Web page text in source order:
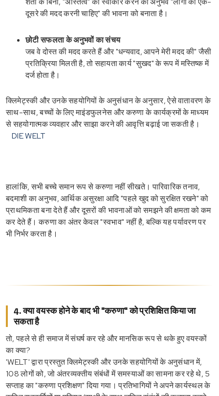
दूसरे की मदद करनी चाहिए" की भावना को बनाता है।
छोटी सफलता के अनुभवों का संचय
जब वे दोस्त की मदद करते हैं और "धन्यवाद, आपने मेरी मदद की" जैसी
प्रतिक्रिया मिलती है, तो सहायता कार्य "सुखद" के रूप में मस्तिष्क में
दर्ज होता है।
क्लिमेट्स्की और उनके सहयोगियों के अनुसंधान के अनुसार, ऐसे वातावरण के
साथ-साथ, बच्चों के लिए माइंडफुलनेस और करुणा के कार्यक्रमों के माध्यम
से सहयोगात्मक व्यवहार और साझा करने की आवृत्ति बढ़ाई जा सकती है।
DIE WELT
हालांकि, सभी बच्चे समान रूप से करुणा नहीं सीखते। पारिवारिक तनाव,
बदमाशी का अनुभव, आर्थिक असुरक्षा आदि "पहले खुद को सुरक्षित रखने" को
प्राथमिकता बना देते हैं और दूसरों की भावनाओं को समझने की क्षमता को कम
कर देते हैं। करुणा का अंतर केवल "स्वभाव" नहीं है, बल्कि यह पर्यावरण पर
भी निर्भर करता है।
4. क्या वयस्क होने के बाद भी "करुणा" को प्रशिक्षित किया जा
सकता है
तो, पहले से ही समाज में संघर्ष कर रहे और मानसिक रूप से थके हुए वयस्कों
का क्या?
'WELT' द्वारा प्रस्तुत क्लिमेट्स्की और उनके सहयोगियों के अनुसंधान में,
108 लोगों को, जो अंतरव्यक्तीय संबंधों में समस्याओं का सामना कर रहे थे, 5
सप्ताह का "करुणा प्रशिक्षण" दिया गया। प्रतिभागियों ने अपने कार्यस्थल के